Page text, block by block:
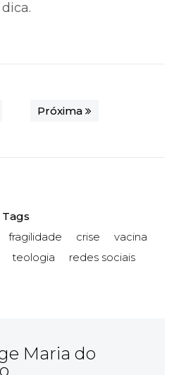
Próxima
Tags
fragilidade crise
vacina
teologia redes sociais
Maria do